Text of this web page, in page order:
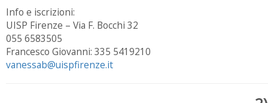
Info e iscrizioni:
UISP Firenze – Via F. Bocchi 32
055 6583505
Francesco Giovanni: 335 5419210
vanessab@uispfirenze.it